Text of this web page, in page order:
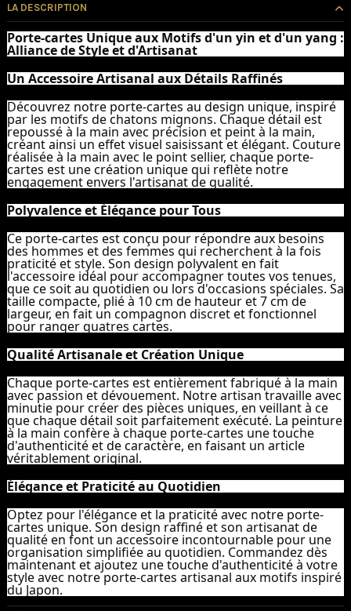
LA DESCRIPTION
Porte-cartes Unique aux Motifsd'un yin et d'un yang :
Alliance de Style et d'Artisanat
Un Accessoire Artisanal aux Détails Raffinés
Découvrez notre porte-cartes au design unique, inspiré
par les motifs de chatons mignons. Chaque détail est
repoussé à la main avec précision et peint à la main,
créant ainsi un effet visuel saisissant et élégant. Couture
réalisée à la main avec le point sellier, chaque porte-
cartes est une création unique qui reflète notre
engagement envers l'artisanat de qualité.
Polyvalence et Élégance pour Tous
Ce porte-cartes est conçu pour répondre aux besoins
des hommes et des femmes qui recherchent à la fois
praticité et style. Son design polyvalent en fait
l'accessoire idéal pour accompagner toutes vos tenues,
que ce soit au quotidien ou lors d'occasions spéciales. Sa
taille compacte, plié à 10 cm de hauteur et 7 cm de
largeur, en fait un compagnon discret et fonctionnel
pour ranger quatres cartes.
Qualité Artisanale et Création Unique
Chaque porte-cartes est entièrement fabriqué à la main
avec passion et dévouement. Notre artisan travaille avec
minutie pour créer des pièces uniques, en veillant à ce
que chaque détail soit parfaitement exécuté. La peinture
à la main confère à chaque porte-cartes une touche
d'authenticité et de caractère, en faisant un article
véritablement original.
Élégance et Praticité au Quotidien
Optez pour l'élégance et la praticité avec notre porte-
cartes unique. Son design raffiné et son artisanat de
qualité en font un accessoire incontournable pour une
organisation simplifiée au quotidien. Commandez dès
maintenant et ajoutez une touche d'authenticité à votre
style avec notre porte-cartes artisanal aux motifs inspiré
du Japon.